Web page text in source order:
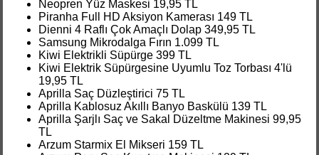
Neopren Yüz Maskesi 19,95 TL
Piranha Full HD Aksiyon Kamerası 149 TL
Dienni 4 Raflı Çok Amaçlı Dolap 349,95 TL
Samsung Mikrodalga Fırın 1.099 TL
Kiwi Elektrikli Süpürge 399 TL
Kiwi Elektrik Süpürgesine Uyumlu Toz Torbası 4'lü
19,95 TL
Aprilla Saç Düzleştirici 75 TL
Aprilla Kablosuz Akıllı Banyo Baskülü 139 TL
Aprilla Şarjlı Saç ve Sakal Düzeltme Makinesi 99,95
TL
Arzum Starmix El Mikseri 159 TL